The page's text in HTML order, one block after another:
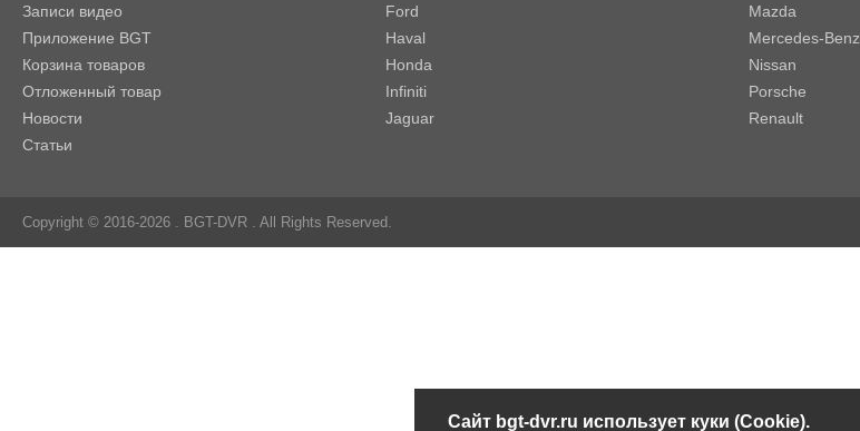
Записи видео
Приложение BGT
Корзина товаров
Отложенный товар
Новости
Статьи
Ford
Haval
Honda
Infiniti
Jaguar
Mazda
Mercedes-Benz
Nissan
Porsche
Renault
Copyright © 2016-2026 . BGT-DVR . All Rights Reserved.
Сайт bgt-dvr.ru использует куки (Cookie).